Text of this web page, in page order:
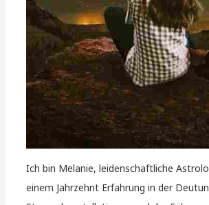
Ich bin Melanie, leidenschaftliche
einem Jahrzehnt Erfahrung in der